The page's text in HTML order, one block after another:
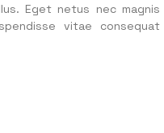
Eget netus nec magnis
vitae consequat